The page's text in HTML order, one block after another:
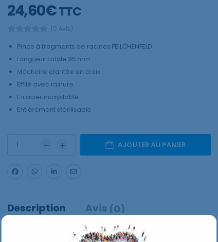
24,60€TTC
(0 Avis)
Pince à fragments de racines FEILCHENFELD
Longueur totale 95 mm
Mâchoire crantée en croix
Effilé avec rainure
En acier inoxydable
Entièrement stérilisable
AJOUTER AU PANIER
Description Avis (0)